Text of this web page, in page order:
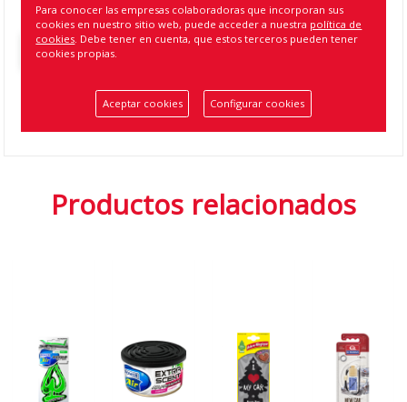
EAN13:8424099117319
Volver atrás
Productos relacionados
Para conocer las empresas colaboradoras que incorporan sus
cookies en nuestro sitio web, puede acceder a nuestra política de
cookies. Debe tener en cuenta, que estos terceros pueden tener
cookies propias.
Aceptar cookies Configurar cookies